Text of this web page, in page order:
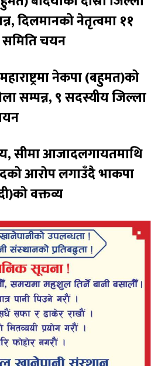
दिलमानको नेतृत्वमा ११
चयन
नेकपा (बहुमत)को
सम्पन्न, ९ सदस्यीय जिल्ला
सीमा आजादलगायतमाथि
आरोप लगाउँदै भाकपा
वक्तव्य